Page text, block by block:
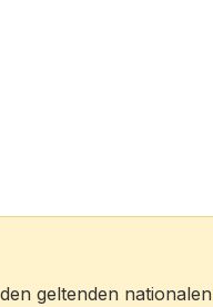
geltenden nationalen